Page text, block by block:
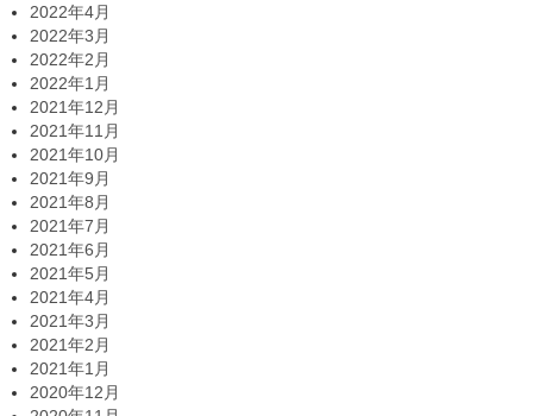
2022年4月
2022年3月
2022年2月
2022年1月
2021年12月
2021年11月
2021年10月
2021年9月
2021年8月
2021年7月
2021年6月
2021年5月
2021年4月
2021年3月
2021年2月
2021年1月
2020年12月